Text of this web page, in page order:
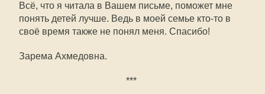
Всё, что я читала в Вашем письме, поможет мне
понять детей лучше. Ведь в моей семье кто-то в
своё время также не понял меня. Спасибо!
Зарема Ахмедовна.
***